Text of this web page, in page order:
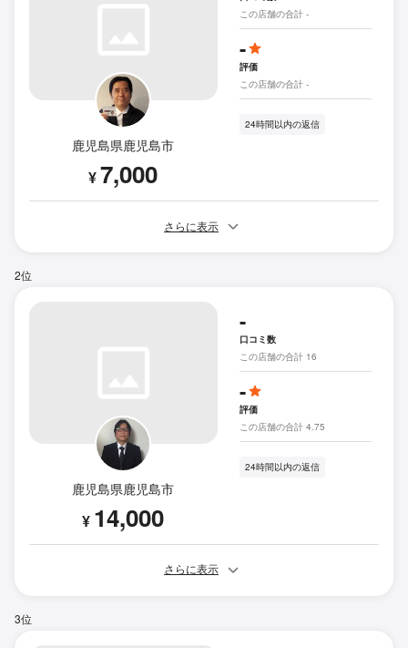
鹿児島県鹿児島市
¥7,000
この店舗の合計 -
-
評価
この店舗の合計 -
24時間以内の返信
さらに表示
2位
鹿児島県鹿児島市
¥ 14,000
-
口コミ数
この店舗の合計 16
-
評価
この店舗の合計 4.75
24時間以内の返信
さらに表示
3位